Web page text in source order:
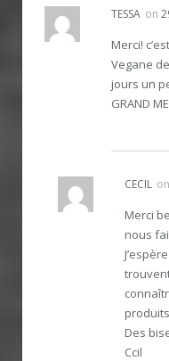
TESSA on
Merci!
Vegane
jours un
GRAND
CECIL on
Merci
nous
produits
Des
Ccil